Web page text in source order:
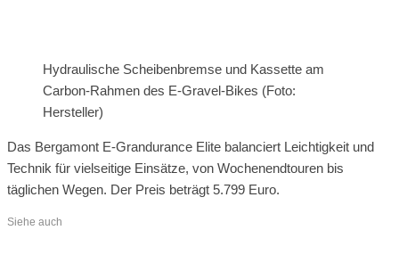
Hydraulische Scheibenbremse und Kassette am
Carbon-Rahmen des E-Gravel-Bikes (Foto:
Hersteller)
Das Bergamont E-Grandurance Elite balanciert Leichtigkeit und
Technik für vielseitige Einsätze, von Wochenendtouren bis
täglichen Wegen. Der Preis beträgt 5.799 Euro.
Siehe auch